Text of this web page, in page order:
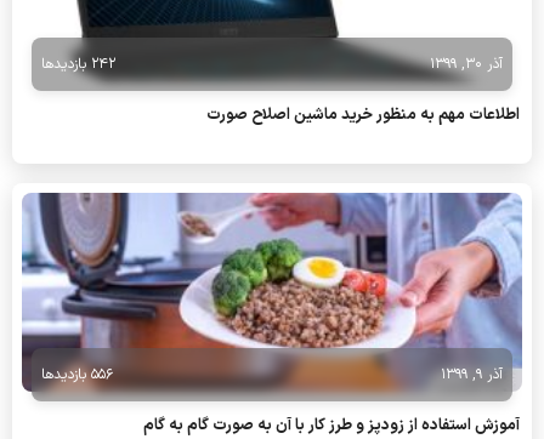
آذر 30, 1399 242 بازدیدها
اطلاعات مهم به منظور خرید ماشین اصلاح صورت
آذر 9, 1399 556 بازدیدها
آموزش استفاده از زودپز و طرز کار با آن به صورت گام به گام